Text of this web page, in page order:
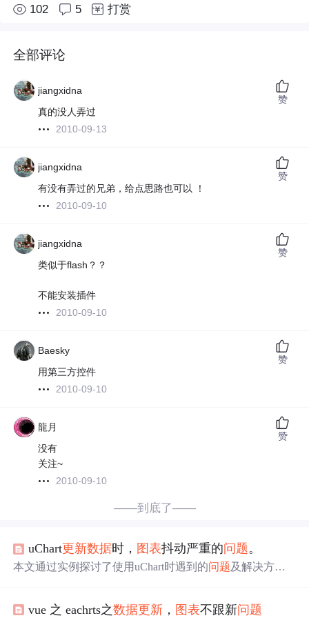
102 5 打赏
全部评论
jiangxidna
真的没人弄过
2010-09-13
赞
jiangxidna
有没有弄过的兄弟，给点思路也可以 ！
2010-09-10
赞
jiangxidna
类似于flash？？
不能安装插件
2010-09-10
赞
Baesky
用第三方控件
2010-09-10
赞
龍月
没有
关注~
2010-09-10
赞
——到底了——
uChart更新数据时， 图表抖动严重的问题。
本文通过实例探讨了使用uChart时遇到的问题及解决方
据 更新 过程中仅调用updateData方法来刷新图表 数据
vue 之 eachrts之数据更新 ， 图表不跟新问题